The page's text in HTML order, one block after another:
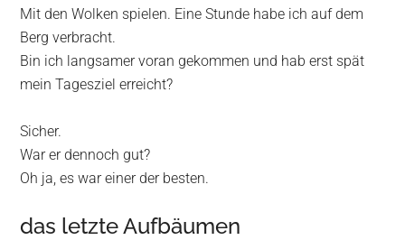
Mit den Wolken spielen. Eine Stunde habe ich auf dem
Berg verbracht.
Bin ich langsamer voran gekommen und hab erst spät
mein Tagesziel erreicht?
Sicher.
War er dennoch gut?
Oh ja, es war einer der besten.
das letzte Aufbäumen